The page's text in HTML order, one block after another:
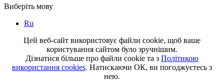
Виберіть мову
Ru
Цей веб-сайт використовує файли cookie, щоб ваше
користування сайтом було зручнішим.
Дізнатися більше про файли cookie та з Політикою
використання cookies. Натискаючи ОК, ви погоджуєтесь з
нею.